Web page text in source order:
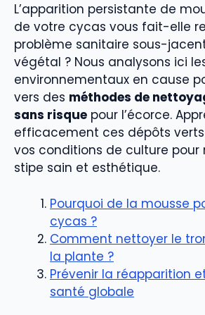
L’apparition persistante de
de votre cycas vous fait-elle
problème sanitaire sous-
végétal ? Nous analysons ici
environnementaux en cause
vers des méthodes de
sans risque pour l’écorce.
efficacement ces dépôts
vos conditions de culture pour
stipe sain et esthétique.
Pourquoi de la mousse
cycas ?
Comment nettoyer le
la plante ?
Prévenir la réapparition
santé globale